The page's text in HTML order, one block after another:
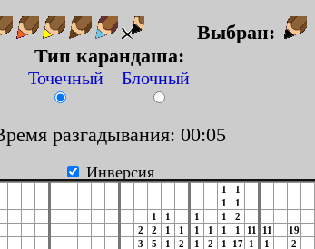
Выбран:
Тип карандаша:
Точечный Блочный
разгадывания: 00:06
Инверсия
1
1
1
1
1
1 1 1
2
2
2 1 1 1 1 1 1 11 11
19
3
5 1 2 1 2 1 17 1 1
2